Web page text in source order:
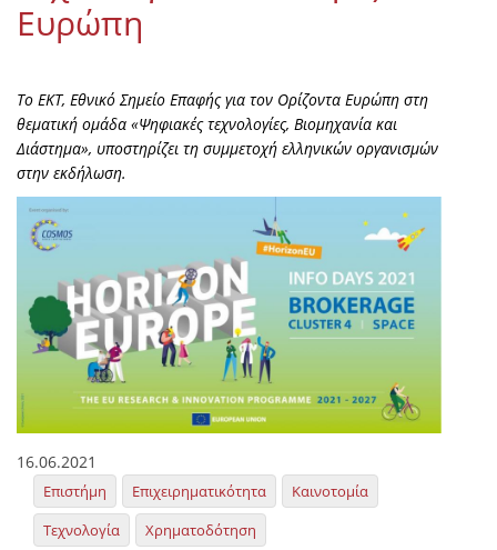
Ευρώπη
Το ΕΚΤ, Εθνικό Σημείο Επαφής για τον Ορίζοντα Ευρώπη στη
θεματική ομάδα «Ψηφιακές τεχνολογίες, Βιομηχανία και
Διάστημα», υποστηρίζει τη συμμετοχή ελληνικών οργανισμών
στην εκδήλωση.
16.06.2021
Επιστήμη Επιχειρηματικότητα
Καινοτομία
Τεχνολογία
Χρηματοδότηση